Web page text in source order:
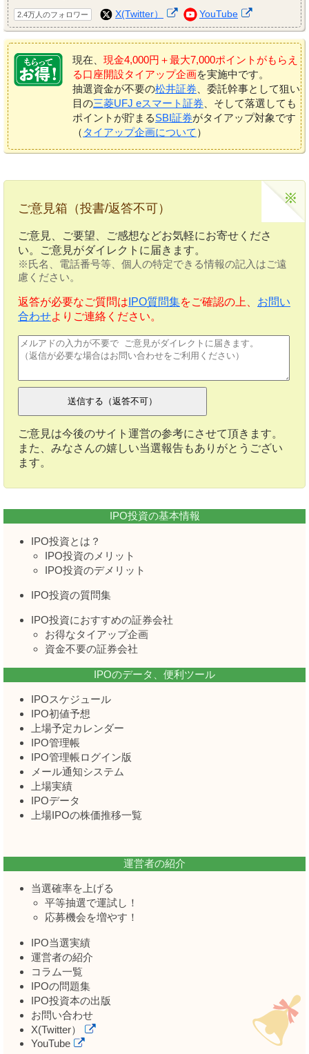
2.4万人のフォロワー X(Twitter） YouTube
現在、 現金4,000円＋最大7,000ポイントがもらえ
る口座開設タイアップ企画を実施中です。
抽選資金が不要の松井証券 、委託幹事として狙い
目の三菱UFJ eスマート証券 、そして落選しても
ポイントが貯まるSBI証券がタイアップ対象です
（ タイアップ企画について ）
ご意見箱（投書/返答不可）
ご意見、ご要望、ご感想などお気軽にお寄せくださ
い。ご意見がダイレクトに届きます。
※氏名、電話番号等、個人の特定できる情報の記入はご遠
慮ください。
返答が必要なご質問は IPO質問集をご確認の上、 お問い
合わせよりご連絡ください。
ご意見は今後のサイト運営の参考にさせて頂きます。
また、みなさんの嬉しい当選報告もありがとうござい
ます。
IPO投資の基本情報
IPO投資とは？
IPO投資のメリット
IPO投資のデメリット
IPO投資の質問集
IPO投資におすすめの証券会社
お得なタイアップ企画
資金不要の証券会社
IPOのデータ、便利ツール
IPOスケジュール
IPO初値予想
上場予定カレンダー
IPO管理帳
IPO管理帳ログイン版
メール通知システム
上場実績
IPOデータ
上場IPOの株価推移一覧
運営者の紹介
当選確率を上げる
平等抽選で運試し！
応募機会を増やす！
IPO当選実績
運営者の紹介
コラム一覧
IPOの問題集
IPO投資本の出版
お問い合わせ
X(Twitter）
YouTube